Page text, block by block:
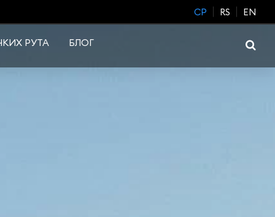
CP RS EN
РУТА БЛОГ